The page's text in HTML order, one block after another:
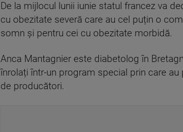
De la mijlocul lunii iunie statul francez va
cu obezitate severă care au cel puțin o
somn și pentru cei cu obezitate morbidă.
Anca Mantagnier este diabetolog în
înrolați într-un program special prin care
de producători.